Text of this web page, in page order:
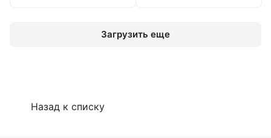
Загрузить еще
Назад к списку